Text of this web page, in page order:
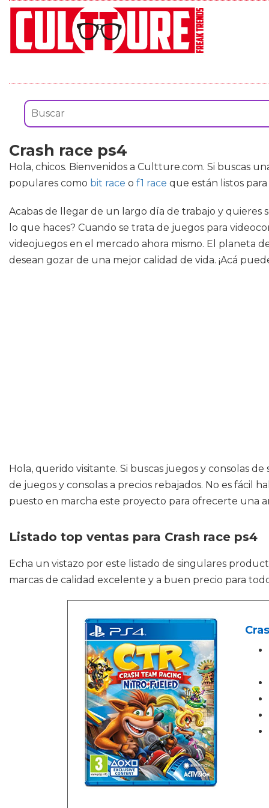
Crash race ps4
Hola, chicos. Bienvenidos a Cultture.com. Si buscas
populares como bit race o f1 race que están listos
Acabas de llegar de un largo día de trabajo y
lo que haces? Cuando se trata de juegos para
videojuegos en el mercado ahora mismo. El planeta
desean gozar de una mejor calidad de vida. ¡Acá
Hola, querido visitante. Si buscas juegos y consolas
de juegos y consolas a precios rebajados. No es fácil
puesto en marcha este proyecto para ofrecerte una
Listado top ventas para Crash race ps4
Echa un vistazo por este listado de singulares
marcas de calidad excelente y a buen precio para